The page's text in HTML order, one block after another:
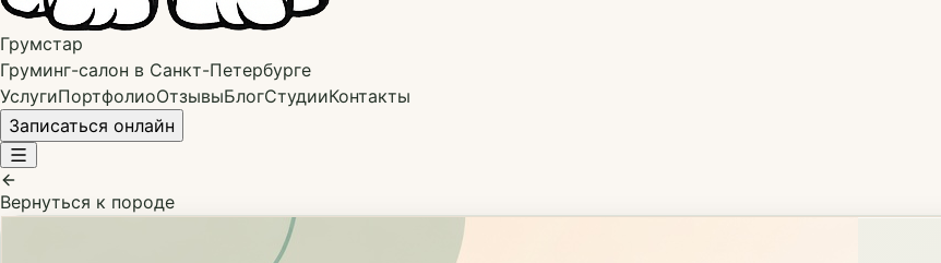
Грумстар
Груминг-салон в Санкт-Петербурге
УслугиПортфолиоОтзывыБлогСтудииКонтакты
Записаться онлайн
Вернуться к породе